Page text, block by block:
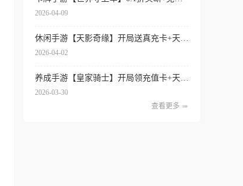
2026-04-09
2026-04-02
2026-03-30
查看更多